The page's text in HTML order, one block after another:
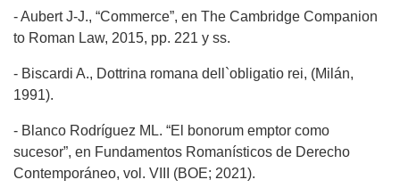
- Aubert J-J., “Commerce”, en The Cambridge Companion
to Roman Law, 2015, pp. 221 y ss.
- Biscardi A., Dottrina romana dell`obligatio rei, (Milán,
1991).
- Blanco Rodríguez ML. “El bonorum emptor como
sucesor”, en Fundamentos Romanísticos de Derecho
Contemporáneo, vol. VIII (BOE; 2021).